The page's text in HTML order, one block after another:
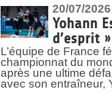
20/07/2026
Yohann
d’esprit »
L’équipe de France
championnat du
après une ultime
avec son entraîneur,